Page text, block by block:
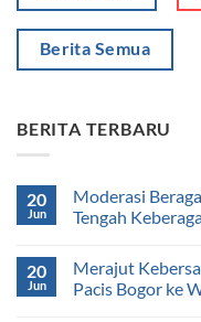
Berita Semua
BERITA TERBARU
20
Jun
Moderasi
Tengah
20
Jun
Merajut
Pacis Bogor ke